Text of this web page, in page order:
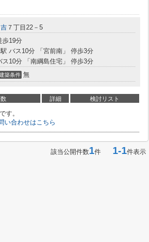
吉 ７丁目22－5
歩19分
駅 バス10分 「宮前南」 停歩3分
ス10分 「南綱島住宅」 停歩3分
築条件 無
詳細 検討リスト
す。
い合わせはこちら
該当公開件数1件 1-1件表示